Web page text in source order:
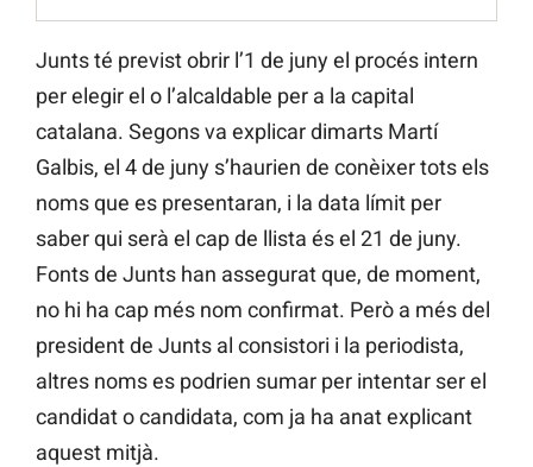
Junts té previst obrir l’1 de juny el procés intern
per elegir el o l’alcaldable per a la capital
catalana. Segons va explicar dimarts Martí
Galbis, el 4 de juny s’haurien de conèixer tots els
noms que es presentaran, i la data límit per
saber qui serà el cap de llista és el 21 de juny.
Fonts de Junts han assegurat que, de moment,
no hi ha cap més nom confirmat. Però a més del
president de Junts al consistori i la periodista,
altres noms es podrien sumar per intentar ser el
candidat o candidata, com ja ha anat explicant
aquest mitjà.